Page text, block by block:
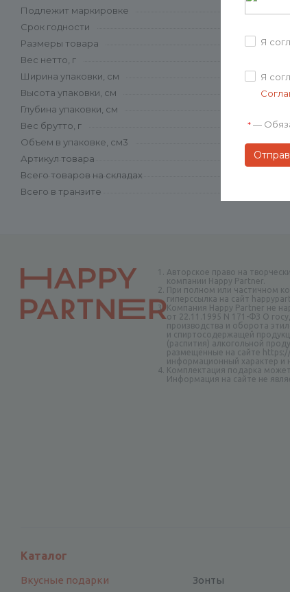
Подлежит маркировке
Срок годности
Размеры товара
Вес нетто, г
Ширина упаковки, см
Высота упаковки, см
Глубина упаковки, см
Вес брутто, г
Объем в упаковке, см3
Артикул товара
Всего товаров на складах
Всего в транзите
Авторское право на
компании Happy Partner.
При полном или частичном
гиперссылка на сайт
Компания Happy Partner не
от 22.11.1995 N 171-ФЗ О
производства и оборота
и спиртосодержащей
(распития) алкогольной
размещённые на сайте
информационный характер и
Комплектация подарка
Информация на сайте не
Каталог
Вкусные подарки Зонты
Я
Я
* —